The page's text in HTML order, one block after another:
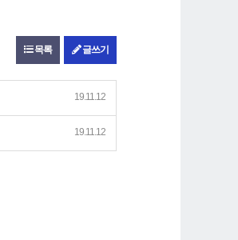
목록 글쓰기
19.11.12
19.11.12